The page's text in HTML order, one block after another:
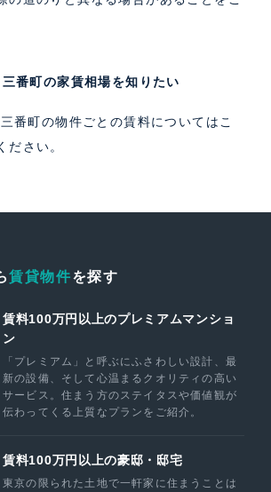
番町の家賃相場を知りたい
番町の物件ごとの賃料については こ
ださい。
賃貸物件を探す
賃料100万円以上のプレミアムマンショ
ン
「プレミアム」と呼ぶにふさわしい設計、最
新の設備、そして心温まるクオリティの高い
サービス。住まう方のステイタスや価値観が
伝わってくる上質なプランをご紹介。
賃料100万円以上の豪邸・邸宅
東京の限られた土地で一軒家に住まうことは